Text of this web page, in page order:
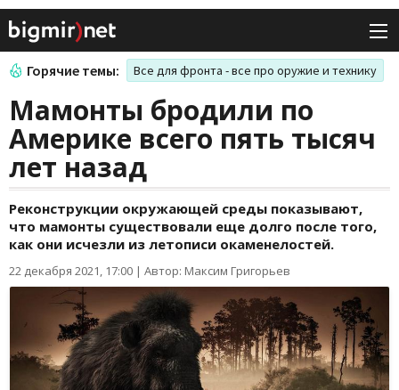
Горячие темы: Все для фронта - все про оружие и технику
Мамонты бродили по
Америке всего пять тысяч
лет назад
Реконструкции окружающей среды показывают,
что мамонты существовали еще долго после того,
как они исчезли из летописи окаменелостей.
22 декабря 2021, 17:00 | Автор: Максим Григорьев